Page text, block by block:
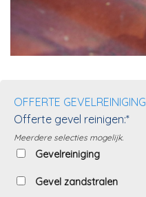
OFFERTE GEVELREINIGING
Offerte gevel reinigen:*
Meerdere selecties mogelijk.
Gevelreiniging
Gevel zandstralen